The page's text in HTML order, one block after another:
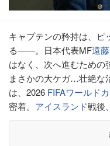
キャプテンの矜持は、ピ
る――。日本代表MF遠
はなく、次へ進むための
まさかの大ケガ…壮絶な
は、2026 FIFAワールド
密着。 アイスランド戦後